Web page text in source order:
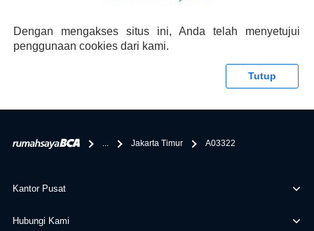
memberikan keuntungan yang berlipat, persyaratan
pengajuan KPR BCA juga sangat mudah, kamu bisa cek
tentang properti disini BCA hanya sebagai pihak
bertanggung jawab terhadap informasi yang rekanan
Dengan mengakses situs ini, Anda telah menyetujui
penggunaan cookies dari kami.
Tutup
... Jakarta Timur A03322
Kantor Pusat
Hubungi Kami